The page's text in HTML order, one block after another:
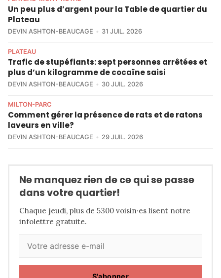
Un peu plus d’argent pour la Table de quartier du
Plateau
DEVIN ASHTON-BEAUCAGE 31 JUIL. 2026
PLATEAU
Trafic de stupéfiants: sept personnes arrêtées et
plus d’un kilogramme de cocaïne saisi
DEVIN ASHTON-BEAUCAGE 30 JUIL. 2026
MILTON-PARC
Comment gérer la présence de rats et de ratons
laveurs en ville?
DEVIN ASHTON-BEAUCAGE 29 JUIL. 2026
Ne manquez rien de ce qui se passe
dans votre quartier!
Chaque jeudi, plus de 5300 voisin·es lisent notre
infolettre gratuite.
S'abonner